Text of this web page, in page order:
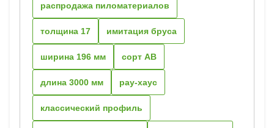
распродажа пиломатериалов
толщина 17 имитация бруса
ширина 196 мм сорт АВ
длина 3000 мм рау-хаус
классический профиль